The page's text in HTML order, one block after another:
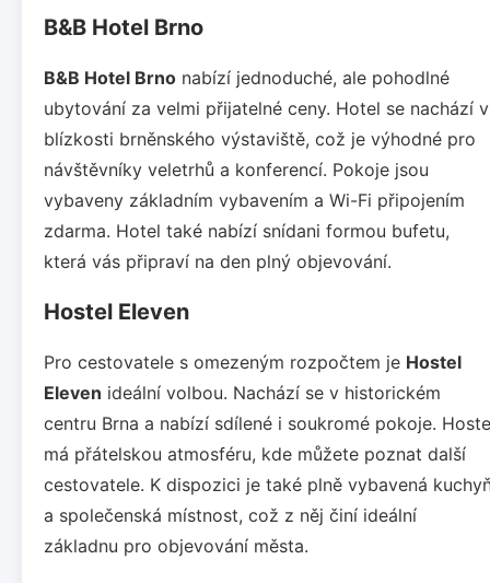
B&B Hotel Brno
B&B Hotel Brno nabízí jednoduché, ale pohodlné
ubytování za velmi přijatelné ceny. Hotel se nachází v
blízkosti brněnského výstaviště, což je výhodné pro
návštěvníky veletrhů a konferencí. Pokoje jsou
vybaveny základním vybavením a Wi-Fi připojením
zdarma. Hotel také nabízí snídani formou bufetu,
která vás připraví na den plný objevování.
Hostel Eleven
Pro cestovatele s omezeným rozpočtem je Hostel
Eleven ideální volbou. Nachází se v historickém
centru Brna a nabízí sdílené i soukromé pokoje.
má přátelskou atmosféru, kde můžete poznat další
cestovatele. K dispozici je také plně vybavená
a společenská místnost, což z něj činí ideální
základnu pro objevování města.